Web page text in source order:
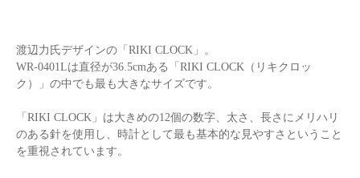
渡辺力氏デザインの「RIKI CLOCK」。
WR-0401Lは直径が36.5cmある「RIKI CLOCK（リキクロッ
ク）」の中でも最も大きなサイズです。
「RIKI CLOCK」は大きめの12個の数字、太さ、長さにメリハリ
のある針を使用し、時計として最も基本的な見やすさということ
を重視されています。